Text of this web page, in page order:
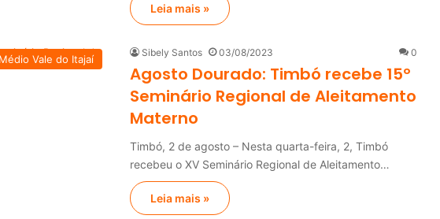
Leia mais »
Vale do Itajaí
Sibely Santos 03/08/2023 0
Agosto Dourado: Timbó recebe 15º
Seminário Regional de Aleitamento
Materno
Timbó, 2 de agosto – Nesta quarta-feira, 2, Timbó
recebeu o XV Seminário Regional de Aleitamento…
Leia mais »